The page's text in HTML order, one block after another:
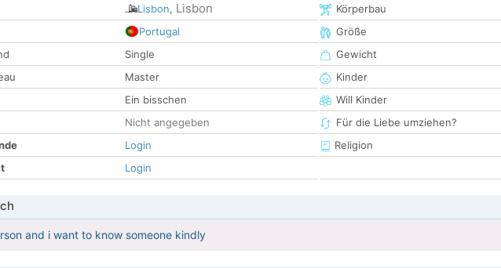
Lisbon, Lisbon
Portugal
Single
Master
Ein bisschen
Nicht angegeben
Login
Login
Körperbau
Größe
Gewicht
Kinder
Will Kinder
Für die Liebe umziehen?
Religion
and i want to know someone kindly